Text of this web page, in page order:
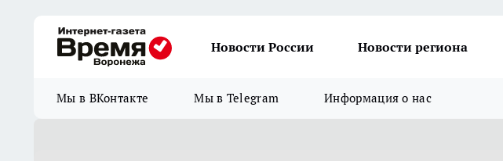
Новости России Новости региона
Мы в ВКонтакте Мы в Telegram Информация о нас